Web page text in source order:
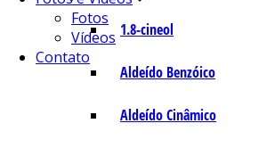
1.8-cineol
Aldeído Benzóico
Aldeído Cinâmico
Fotos
Vídeos
Contato